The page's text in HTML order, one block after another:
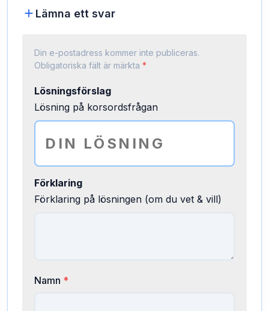
Lämna ett svar
Din e-postadress kommer inte publiceras.
Obligatoriska fält är märkta *
Lösningsförslag
Lösning på korsordsfrågan
Förklaring
Förklaring på lösningen (om du vet & vill)
Namn *